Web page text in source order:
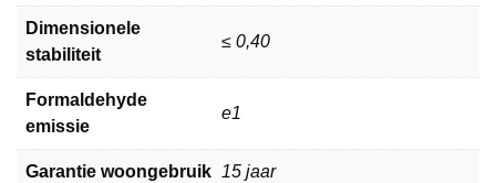
Dimensionele
stabiliteit
≤ 0,40
Formaldehyde
emissie
e1
Garantie woongebruik 15 jaar